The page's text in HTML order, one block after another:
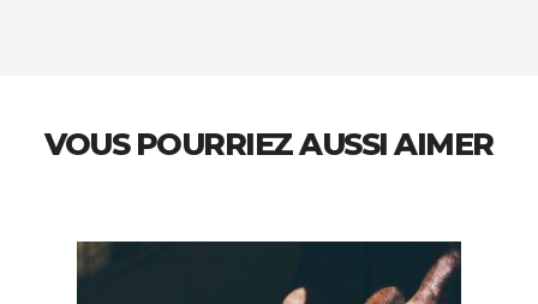
VOUS POURRIEZ AUSSI AIMER